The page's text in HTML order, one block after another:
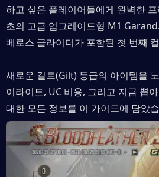
하고 싶은 플레이어들에게 완벽한
초의 고급 업그레이드형 M1
베로스 글라이더가 포함된 첫 번째
새로운 길트(Gilt) 등급의 아이템을
이라이트, UC 비용, 그리고 지금 뽑
대한 모든 정보를 이 가이드에 담았